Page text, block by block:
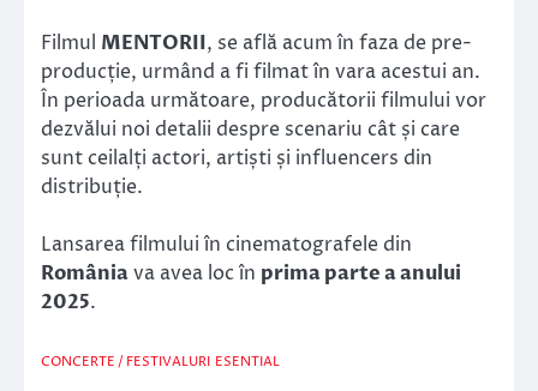
Filmul MENTORII, se află acum în faza de pre-
producție, urmând a fi filmat în vara acestui an.
În perioada următoare, producătorii filmului vor
dezvălui noi detalii despre scenariu cât și care
sunt ceilalți actori, artiști și influencers din
distribuție.
Lansarea filmului în cinematografele din
Româniava avea loc în prima parte a anului
2025.
CONCERTE / FESTIVALURI ESENTIAL